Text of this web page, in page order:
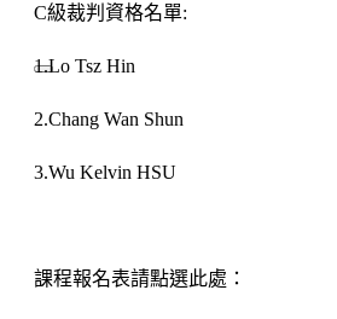
C級裁判資格名單:
1.Lo Tsz Hin
2.Chang Wan Shun
3.Wu Kelvin HSU
課程報名表請點選此處：